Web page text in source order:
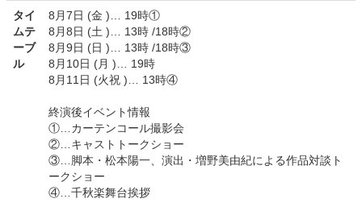
タイ
ムテ
ーブ
ル
8月7日 (金 )… 19時①
8月8日 (土 )… 13時 /18時②
8月9日 (日 )… 13時 /18時③
8月10日 (月 )… 19時
8月11日 (火祝 )… 13時④
終演後イベント情報
①…カーテンコール撮影会
②…キャストトークショー
③…脚本・松本陽一、演出・増野美由紀による作品対談ト
ークショー
④…千秋楽舞台挨拶